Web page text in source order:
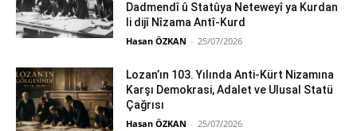
Dadmendî û Statûya Neteweyî ya Kurdan
li dijî Nîzama Antî-Kurd
Hasan ÖZKAN - 25/07/2026
Lozan’ın 103. Yılında Anti-Kürt Nizamına
Karşı Demokrasi, Adalet ve Ulusal Statü
Çağrısı
Hasan ÖZKAN - 25/07/2026